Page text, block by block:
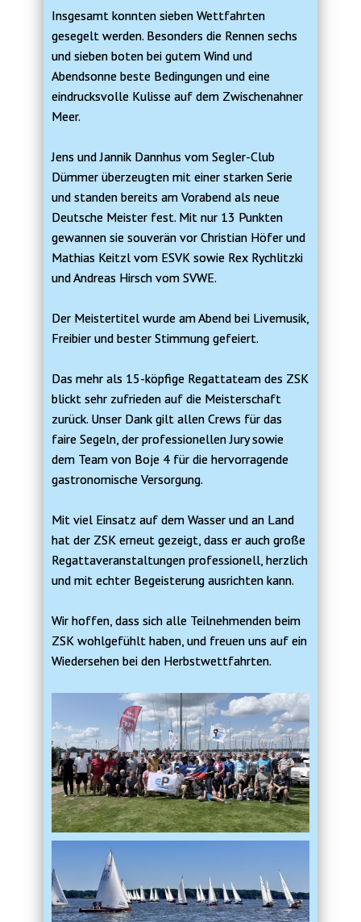
Insgesamt konnten sieben Wettfahrten
gesegelt werden. Besonders die Rennen sechs
und sieben boten bei gutem Wind und
Abendsonne beste Bedingungen und eine
eindrucksvolle Kulisse auf dem Zwischenahner
Meer.
Jens und Jannik Dannhus vom Segler-Club
Dümmer überzeugten mit einer starken Serie
und standen bereits am Vorabend als neue
Deutsche Meister fest. Mit nur 13 Punkten
gewannen sie souverän vor Christian Höfer und
Mathias Keitzl vom ESVK sowie Rex Rychlitzki
und Andreas Hirsch vom SVWE.
Der Meistertitel wurde am Abend bei Livemusik,
Freibier und bester Stimmung gefeiert.
Das mehr als 15-köpfige Regattateam des ZSK
blickt sehr zufrieden auf die Meisterschaft
zurück. Unser Dank gilt allen Crews für das
faire Segeln, der professionellen Jury sowie
dem Team von Boje 4 für die hervorragende
gastronomische Versorgung.
Mit viel Einsatz auf dem Wasser und an Land
hat der ZSK erneut gezeigt, dass er auch große
Regattaveranstaltungen professionell, herzlich
und mit echter Begeisterung ausrichten kann.
Wir hoffen, dass sich alle Teilnehmenden beim
ZSK wohlgefühlt haben, und freuen uns auf ein
Wiedersehen bei den Herbstwettfahrten.